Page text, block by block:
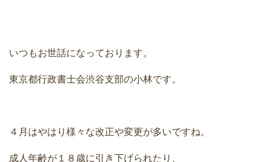
いつもお世話になっております。
東京都行政書士会渋谷支部の小林です。
４月はやはり様々な改正や変更が多いですね。
成人年齢が１８歳に引き下げられたり、